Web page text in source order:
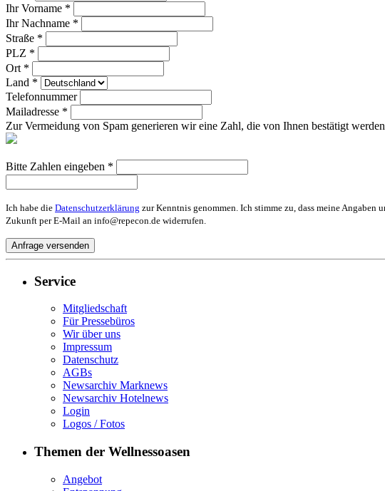
Ihr Vorname *
Ihr Nachname *
Straße *
PLZ *
Ort *
Land *
Telefonnummer
Mailadresse *
Zur Vermeidung von Spam generieren wir eine Zahl, die von Ihnen bestätigt
Bitte Zahlen eingeben *
Ich habe die Datenschutzerklärung zur Kenntnis genommen. Ich stimme zu, dass meine
Zukunft per E-Mail an info@repecon.de widerrufen.
Service
Mitgliedschaft
Für Pressebüros
Wir über uns
Impressum
Datenschutz
AGBs
Newsarchiv Marknews
Newsarchiv Hotelnews
Login
Logos / Fotos
Themen der Wellnessoasen
Angebot